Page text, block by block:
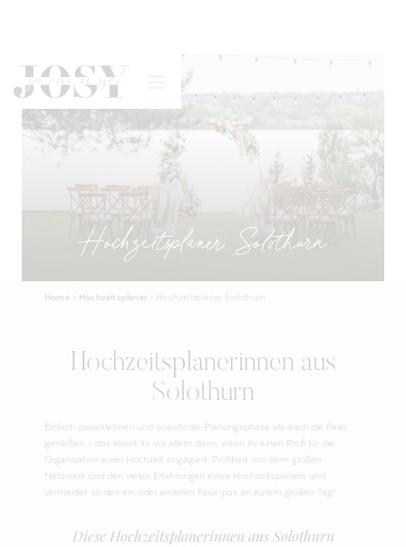
Hochzeitsplaner Solothurn
Home Hochzeitsplaner Hochzeitsplaner Solothurn
Hochzeitsplanerinnen aus
Solothurn
Einfach zurücklehnen und sowohl die Planungsphase als auch die Feier
genießen – das könnt ihr vor allem dann, wenn ihr einen Profi für die
Organisation eurer Hochzeit engagiert. Profitiert von dem großen
Netzwerk und den vielen Erfahrungen eines Hochzeitsplaners und
vermeidet so den ein oder anderen Faux-pas an eurem großen Tag!
Diese Hochzeitsplanerinnen aus Solothurn